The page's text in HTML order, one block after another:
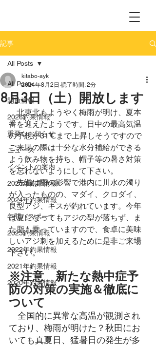
記事
All Posts
開放情報
2026釣果情報
重要なお知らせ
ニュース
イベントの案内
2025年釣果情報
2024年釣果情報
年間パスポート
2023釣果情報
2022年釣果情報
2021年釣果情報
2020年釣果情報
All Posts
8月3日（土）開放します
kitabo-ayk
2024年8月2日 読了時間: 2分
北東北もようやく梅雨が明け、夏本
番を迎えたようです。日中の最高気温
の予想が31℃まで上昇しそうですので
ご来場の際は十分な水分補給ができる
よう飲み物を持ち、帽子等の暑さ対策
を忘れないようにして下さい。
先週は雨の影響で港内に川水の濁り
が入ったものの、マダイ、クロダイ、
良型アジ、キスが釣れています。今年
は夏になってもアジの型が落ちず、ま
た脂も乗っていますので、食卓に美味
しいアジ刺を加えるために是非ご来場
下さい。
※注意　新たな熱中症予
防の対策の実施＆徹底に
ついて
全国的に異常な高温が観測され
ており、梅雨が明けた？秋田にお
いても真夏日、猛暑日の発生が多